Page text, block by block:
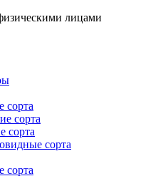
лицами
сорта
сорта
сорта
сорта
сорта